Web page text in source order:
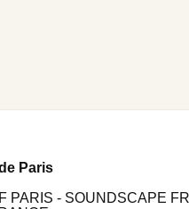
Paris
PARIS - SOUNDSCAPE